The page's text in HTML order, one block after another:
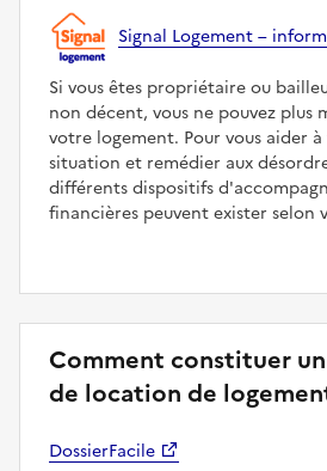
Signal Logement –
Si vous êtes propriétaire ou
non décent, vous ne pouvez plus
votre logement. Pour vous aider
situation et remédier aux
différents dispositifs
financières peuvent exister selon
Comment constituer
de location de
DossierFacile